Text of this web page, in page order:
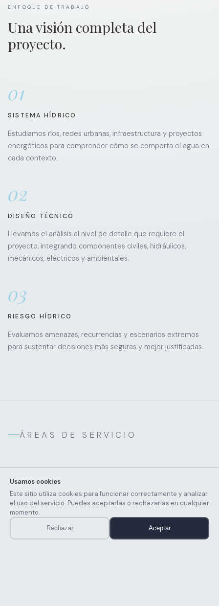
ENFOQUE DE TRABAJO
Una visión completa del
proyecto.
01
SISTEMA HÍDRICO
Estudiamos ríos, redes urbanas, infraestructura y proyectos
energéticos para comprender cómo se comporta el agua en
cada contexto.
02
DISEÑO TÉCNICO
Llevamos el análisis al nivel de detalle que requiere el
proyecto, integrando componentes civiles, hidráulicos,
mecánicos, eléctricos y ambientales.
03
RIESGO HÍDRICO
Evaluamos amenazas, recurrencias y escenarios extremos
para sustentar decisiones más seguras y mejor justificadas.
ÁREAS DE SERVICIO
Usamos cookies
Este sitio utiliza cookies para funcionar correctamente y analizar
el uso del servicio. Puedes aceptarlas o rechazarlas en cualquier
momento.
Rechazar Aceptar